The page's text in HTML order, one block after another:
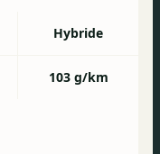
Hybride
103 g/km